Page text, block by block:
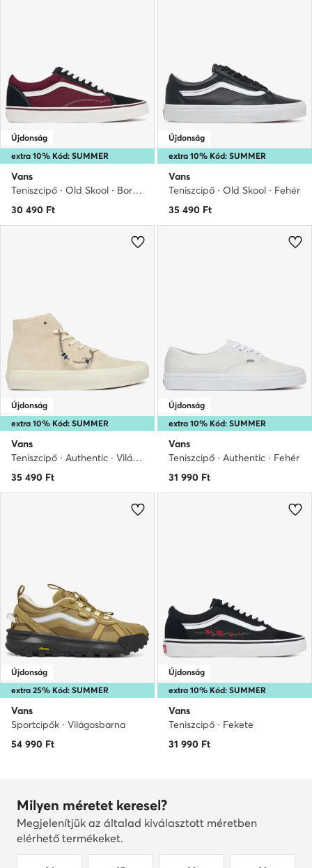
extra 10% Kód: SUMMER
Újdonság
Vans
Teniszcipő · Old Skool · Bordó
30 490 Ft
extra 10% Kód: SUMMER
Újdonság
Vans
Teniszcipő · Old Skool · Fehér
35 490 Ft
extra 10% Kód: SUMMER
Újdonság
Vans
Teniszcipő · Authentic · Világos bézs
35 490 Ft
extra 10% Kód: SUMMER
Újdonság
Vans
Teniszcipő · Authentic · Fehér
31 990 Ft
extra 25% Kód: SUMMER
Újdonság
Vans
Sportcipők · Világosbarna
54 990 Ft
extra 10% Kód: SUMMER
Újdonság
Vans
Teniszcipő · Fekete
31 990 Ft
Milyen méretet keresel?
Megjelenítjük az általad kiválasztott méretben
elérhető termékeket.